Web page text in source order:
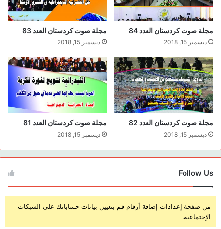
مجلة صوت كردستان العدد 84
ديسمبر 15, 2018
مجلة صوت كردستان العدد 83
ديسمبر 15, 2018
مجلة صوت كردستان العدد 82
ديسمبر 15, 2018
مجلة صوت كردستان العدد 81
ديسمبر 15, 2018
Follow Us
من صفحة إعدادات إضافة أرقام قم بتعيين بيانات حساباتك على الشبكات
الإجتماعية.